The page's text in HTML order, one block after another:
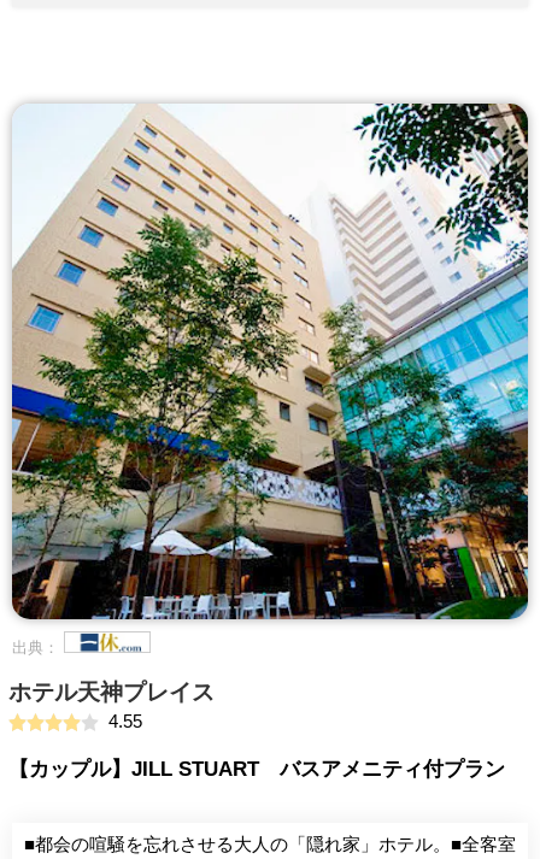
出典：
ホテル天神プレイス
4.55
【カップル】JILL STUART バスアメニティ付プラン
■都会の喧騒を忘れさせる大人の「隠れ家」ホテル。■全客室